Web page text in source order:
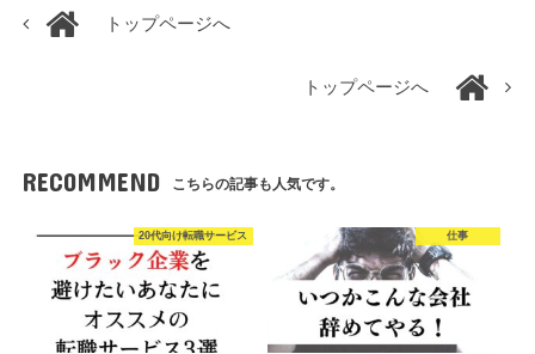
トップページへ
トップページへ
RECOMMEND こちらの記事も人気です。
20代向け転職サービス 仕事